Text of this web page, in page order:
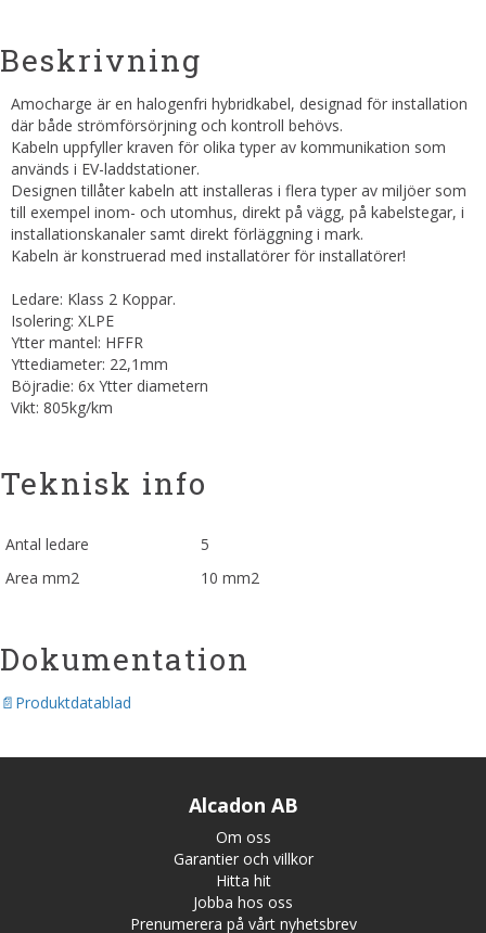
Beskrivning
Amocharge är en halogenfri hybridkabel, designad för installation
där både strömförsörjning och kontroll behövs.
Kabeln uppfyller kraven för olika typer av kommunikation som
används i EV-laddstationer.
Designen tillåter kabeln att installeras i flera typer av miljöer som
till exempel inom- och utomhus, direkt på vägg, på kabelstegar, i
installationskanaler samt direkt förläggning i mark.
Kabeln är konstruerad med installatörer för installatörer!
Ledare: Klass 2 Koppar.
Isolering: XLPE
Ytter mantel: HFFR
Yttediameter: 22,1mm
Böjradie: 6x Ytter diametern
Vikt: 805kg/km
Teknisk info
Antal ledare
5
Area mm2
10 mm2
Dokumentation
Produktdatablad
Alcadon AB
Om oss
Garantier och villkor
Hitta hit
Jobba hos oss
Prenumerera på vårt nyhetsbrev